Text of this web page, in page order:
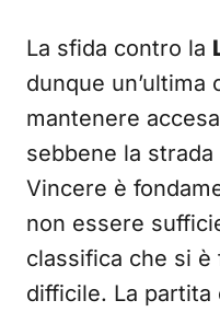
La sfida contro la
dunque un’ultima
mantenere
sebbene la
Vincere è
non essere
classifica che si
difficile. La